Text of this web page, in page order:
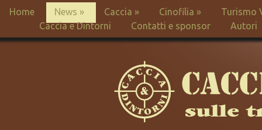
Home News » Caccia » Cinofilia »
Turismo
Caccia e Dintorni
Contatti e sponsor Autori